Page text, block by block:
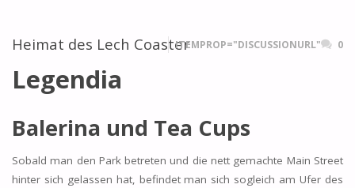
Heimat des Lech CoasterITEMPROP="DISCUSSIONURL" 0
Legendia
Balerina und Tea Cups
Sobald man den Park betreten und die nett gemachte Main Street
hinter sich gelassen hat, befindet man sich sogleich am Ufer des